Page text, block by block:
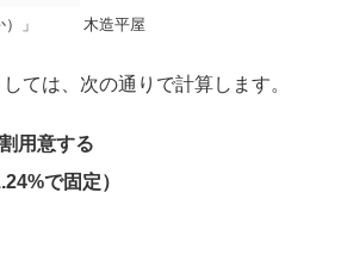
」
木造平屋
ては、次の通りで計算します。
用意する
で固定）